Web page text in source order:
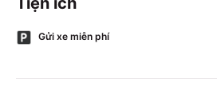
Gửi xe miễn phí